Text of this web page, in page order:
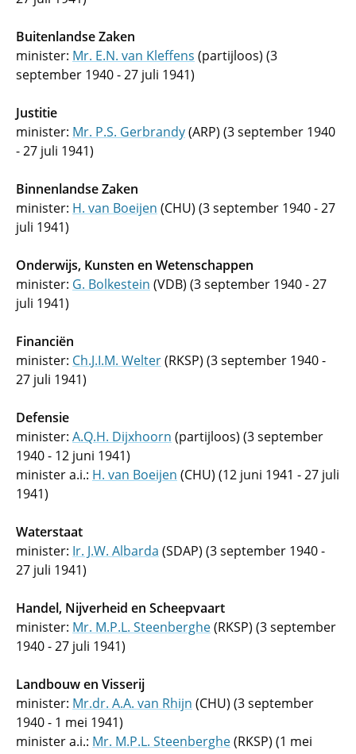
Buitenlandse Zaken
minister: Mr. E.N. van Kleffens (partijloos) (3
september 1940 - 27 juli 1941)
Justitie
minister: Mr. P.S. Gerbrandy(ARP) (3 september 1940
- 27 juli 1941)
Binnenlandse Zaken
minister: H. van Boeijen (CHU) (3 september 1940 - 27
juli 1941)
Onderwijs, Kunsten en Wetenschappen
minister: G. Bolkestein (VDB) (3 september 1940 - 27
juli 1941)
Financiën
minister: Ch.J.I.M. Welter(RKSP) (3 september 1940 -
27 juli 1941)
Defensie
minister: A.Q.H. Dijxhoorn (partijloos) (3 september
1940 - 12 juni 1941)
minister a.i.: H. van Boeijen (CHU) (12 juni 1941 - 27 juli
1941)
Waterstaat
minister: Ir. J.W. Albarda (SDAP) (3 september 1940 -
27 juli 1941)
Handel, Nijverheid en Scheepvaart
minister: Mr. M.P.L. Steenberghe(RKSP) (3 september
1940 - 27 juli 1941)
Landbouw en Visserij
minister: Mr.dr. A.A. van Rhijn (CHU) (3 september
1940 - 1 mei 1941)
minister a.i.: Mr. M.P.L. Steenberghe(RKSP) (1 mei